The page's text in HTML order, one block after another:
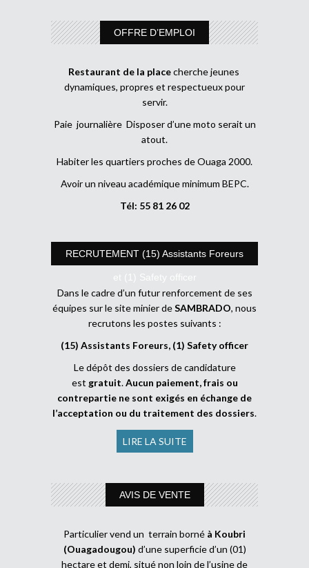
OFFRE D’EMPLOI
Restaurant de la placecherche jeunes
dynamiques, propres et respectueux pour
servir.
Paie journalière Disposer d’une moto serait un
atout.
Habiter les quartiers proches de Ouaga 2000.
Avoir un niveau académique minimum BEPC.
Tél: 55 81 26 02
RECRUTEMENT (15) Assistants Foreurs
et (1) Safety officer
Dans le cadre d’un futur renforcement de ses
équipes sur le site minier deSAMBRADO, nous
recrutons les postes suivants :
(15) Assistants Foreurs, (1) Safety officer
Le dépôt des dossiers de candidature
est gratuit.Aucun paiement, frais ou
contrepartie ne sont exigés en échange de
l’acceptation ou du traitement des dossiers.
LIRE LA SUITE
AVIS DE VENTE
Particulier vend un terrain borné à Koubri
(Ouagadougou) d’une superficie d’un (01)
hectare et demi, situé non loin de l’usine de